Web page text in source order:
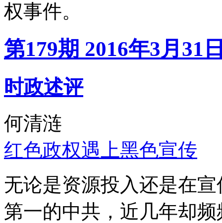
权事件。
第179期 2016年3月31
时政述评
何清涟
红色政权遇上黑色宣传
无论是资源投入还是在
第一的中共，近几年却